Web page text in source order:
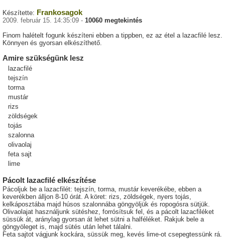
Készítette: Frankosagok
2009. február 15. 14:35:09 - 10060 megtekintés
Finom halételt fogunk készíteni ebben a tippben, ez az étel a lazacfilé lesz.
Könnyen és gyorsan elkészíthető.
Amire szükségünk lesz
lazacfilé
tejszín
torma
mustár
rizs
zöldségek
tojás
szalonna
olivaolaj
feta sajt
lime
Pácolt lazacfilé elkészítése
Pácoljuk be a lazacfilét: tejszín, torma, mustár keverékébe, ebben a
keverékben álljon 8-10 órát. A köret: rizs, zöldségek, nyers tojás,
kelkáposztába majd húsos szalonnába göngyöljük és ropogósra sütjük.
Olivaolajat használjunk sütéshez, forrósítsuk fel, és a pácolt lazacfiléket
süssük át, aránylag gyorsan át lehet sütni a halféléket. Rakjuk bele a
göngyöleget is, majd sütés után lehet tálalni.
Feta sajtot vágjunk kockára, süssük meg, kevés lime-ot csepegtessünk rá.